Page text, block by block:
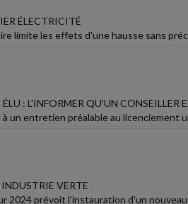
ÉLECTRICITÉ
limite les effets d'une hausse sans
: L'INFORMER QU'UN CONSEILLER
un entretien préalable au licenciement
VERTE
2024 prévoit l'instauration d'un